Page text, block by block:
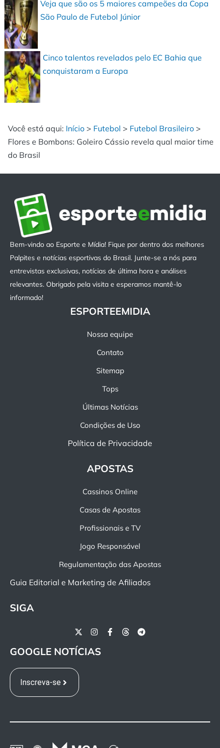
Veja que são os 5 maiores campeões da Copa
São Paulo de Futebol Júnior
Cinco talentos revelados pelo EC Bahia que
conquistaram a Europa
Você está aqui: Início > Futebol > Futebol Brasileiro >
Flores e Bombons: Goleiro Cássio revela qual maior time
do Brasil
Bem-vindo ao Esporte e Mídia! Fique por dentro dos melhores
Palpites e notícias esportivas do Brasil. Junte-se a nós para
entrevistas exclusivas, notícias de última hora e análises
relevantes. Obrigado pela visita e esperamos mantê-lo
informado!
ESPORTEEMIDIA
Nossa equipe
Contato
Sitemap
Tops
Últimas Notícias
Condições de Uso
Política de Privacidade
APOSTAS
Cassinos Online
Casas de Apostas
Profissionais e TV
Jogo Responsável
Regulamentação das Apostas
Guia Editorial e Marketing de Afiliados
SIGA
GOOGLE NOTÍCIAS
Inscreva-se